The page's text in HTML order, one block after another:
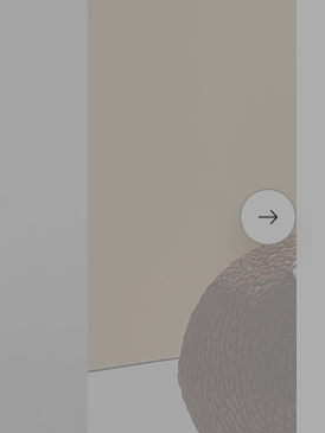
Neste
produkt